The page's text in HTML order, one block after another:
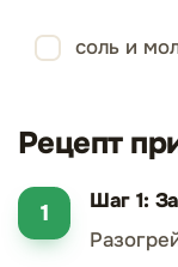
соль и
Рецепт
Шаг 1: